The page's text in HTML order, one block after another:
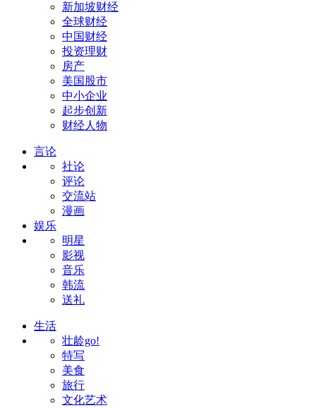
新加坡财经
全球财经
中国财经
投资理财
房产
美国股市
中小企业
起步创新
财经人物
言论
社论
评论
交流站
漫画
娱乐
明星
影视
音乐
韩流
送礼
生活
壮龄go!
特写
美食
旅行
文化艺术